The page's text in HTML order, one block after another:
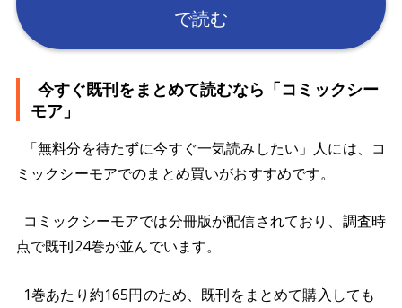
で読む
今すぐ既刊をまとめて読むなら「コミックシー
モア」
「無料分を待たずに今すぐ一気読みしたい」人には、コ
ミックシーモアでのまとめ買いがおすすめです。
コミックシーモアでは分冊版が配信されており、調査時
点で既刊24巻が並んでいます。
1巻あたり約165円のため、既刊をまとめて購入しても